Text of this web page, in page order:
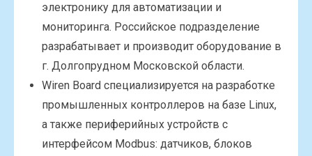
электронику для автоматизации и
мониторинга. Российское подразделение
разрабатывает и производит оборудование в
г. Долгопрудном Московской области.
Wiren Board специализируется на разработке
промышленных контроллеров на базе Linux,
а также периферийных устройств с
интерфейсом Modbus: датчиков, блоков